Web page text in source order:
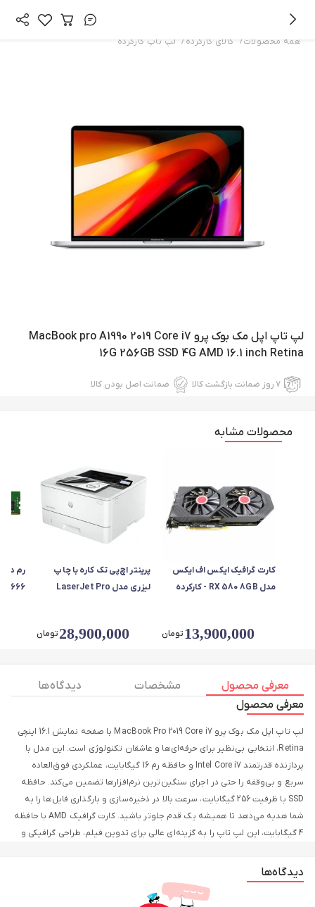
همه محصولات/ کالای کارکرده / لپ‌ تاپ کارکرده
لپ تاپ اپل مک بوک پرو MacBook pro A1990 2019 Core i7
16G 256GB SSD 4G AMD 16.1 inch Retina
۷ روز ضمانت بازگشت کالا ضمانت اصل بودن کالا
محصولات مشابه
کارت گرافیک ایکس اف ایکس
مدل RX 580 8GB - کارکرده
13,900,000تومان
پرینتر اچ‌پی تک کاره با چاپ
لیزری مدل LaserJet Pro
صفحه نمایش LCD - کارکرده
28,900,000تومان
معرفی محصول مشخصات
دیدگاه ها
معرفی محصول
لپ تاپ اپل مک بوک پرو MacBook Pro 2019 Core i7 با صفحه نمایش 16.1 اینچی
Retina، انتخابی بی‌نظیر برای حرفه‌ای‌ها و عاشقان تکنولوژی است. این مدل با
پردازنده قدرتمند Intel Core i7 و حافظه رم 16 گیگابایت، عملکردی فوق‌العاده
سریع و بی‌وقفه را حتی در اجرای سنگین‌ترین نرم‌افزارها تضمین می‌کند. حافظه
SSD با ظرفیت 256 گیگابایت، سرعت بالا در ذخیره‌سازی و بارگذاری فایل‌ها را به
شما هدیه می‌دهد تا همیشه یک قدم جلوتر باشید. کارت گرافیک AMD با حافظه
4 گیگابایت، این لپ تاپ را به گزینه‌ای عالی برای تدوین فیلم، طراحی گرافیکی و
رنگ‌ها را زنده و شفاف نمایش می‌دهد و تجربه کاربری شما را به سطحی جدید
می‌برد. بدنه آلومینیومی، سبک و مقاوم است و حس لوکس بودن را به شما
منتقل می‌کند. اگر به دنبال لپ تاپی با کیفیت ساخت عالی، قدرت پردازشی بالا و
دیدگاه‌ها